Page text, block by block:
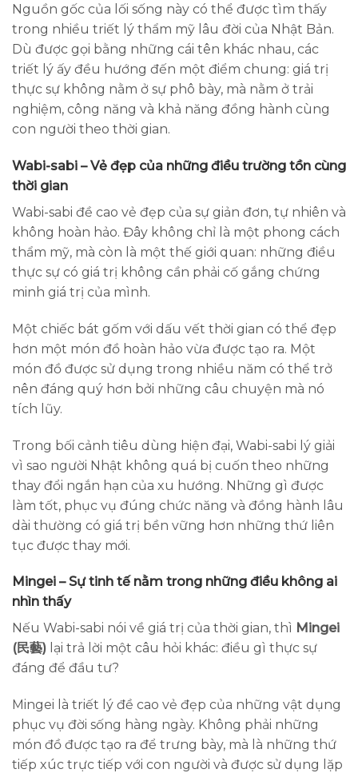
Nguồn gốc của lối sống này có thể được tìm thấy
trong nhiều triết lý thẩm mỹ lâu đời của Nhật Bản.
Dù được gọi bằng những cái tên khác nhau, các
triết lý ấy đều hướng đến một điểm chung: giá trị
thực sự không nằm ở sự phô bày, mà nằm ở trải
nghiệm, công năng và khả năng đồng hành cùng
con người theo thời gian.
Wabi-sabi – Vẻ đẹp của những điều trường tồn cùng
thời gian
Wabi-sabi đề cao vẻ đẹp của sự giản đơn, tự nhiên và
không hoàn hảo. Đây không chỉ là một phong cách
thẩm mỹ, mà còn là một thế giới quan: những điều
thực sự có giá trị không cần phải cố gắng chứng
minh giá trị của mình.
Một chiếc bát gốm với dấu vết thời gian có thể đẹp
hơn một món đồ hoàn hảo vừa được tạo ra. Một
món đồ được sử dụng trong nhiều năm có thể trở
nên đáng quý hơn bởi những câu chuyện mà nó
tích lũy.
Trong bối cảnh tiêu dùng hiện đại, Wabi-sabi lý giải
vì sao người Nhật không quá bị cuốn theo những
thay đổi ngắn hạn của xu hướng. Những gì được
làm tốt, phục vụ đúng chức năng và đồng hành lâu
dài thường có giá trị bền vững hơn những thứ liên
tục được thay mới.
Mingei – Sự tinh tế nằm trong những điều không ai
nhìn thấy
Nếu Wabi-sabi nói về giá trị của thời gian, thì Mingei
(民藝) lại trả lời một câu hỏi khác: điều gì thực sự
đáng để đầu tư?
Mingei là triết lý đề cao vẻ đẹp của những vật dụng
phục vụ đời sống hàng ngày. Không phải những
món đồ được tạo ra để trưng bày, mà là những thứ
tiếp xúc trực tiếp với con người và được sử dụng lặp